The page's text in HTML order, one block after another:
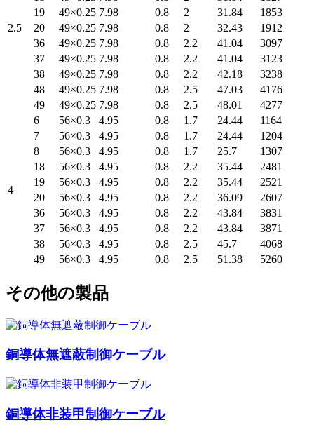
2.5
19
49×0.25 7.98 0.8 2 31.84
1853
20
49×0.25 7.98 0.8 2 32.43
1912
36
49×0.25 7.98 0.8 2.2 41.04
3097
37
49×0.25 7.98 0.8 2.2 41.04
3123
38
49×0.25 7.98 0.8 2.2 42.18
3238
48
49×0.25 7.98 0.8 2.5 47.03
4176
49
49×0.25 7.98 0.8 2.5 48.01 4277
4
6 56×0.3 4.95 0.8 1.7 24.44
1164
7
56×0.3 4.95 0.8 1.7 24.44
1204
8
56×0.3 4.95 0.8 1.7 25.7
1307
18
56×0.3 4.95 0.8 2.2 35.44
2481
19
56×0.3 4.95 0.8 2.2 35.44
2521
20
56×0.3 4.95 0.8 2.2 36.09
2607
36
56×0.3 4.95 0.8 2.2 43.84
3831
37
56×0.3 4.95 0.8 2.2 43.84
3871
38
56×0.3 4.95 0.8 2.5 45.7
4068
49
56×0.3 4.95 0.8 2.5 51.38 5260
その他の製品
銅導体無遮蔽制御ケーブル
銅導体非装甲制御ケーブル